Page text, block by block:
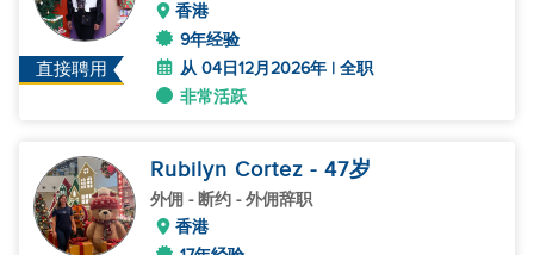
直接聘用
香港
9年经验
从 04日12月2026年 | 全职
非常活跃
Rubilyn Cortez - 47岁
外佣 - 断约 - 外佣辞职
香港